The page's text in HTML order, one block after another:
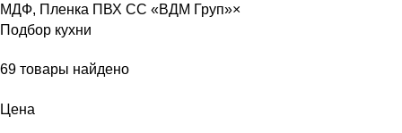
МДФ, Пленка ПВХ CC «ВДМ Груп»×
Подбор кухни
69 товары найдено
Цена